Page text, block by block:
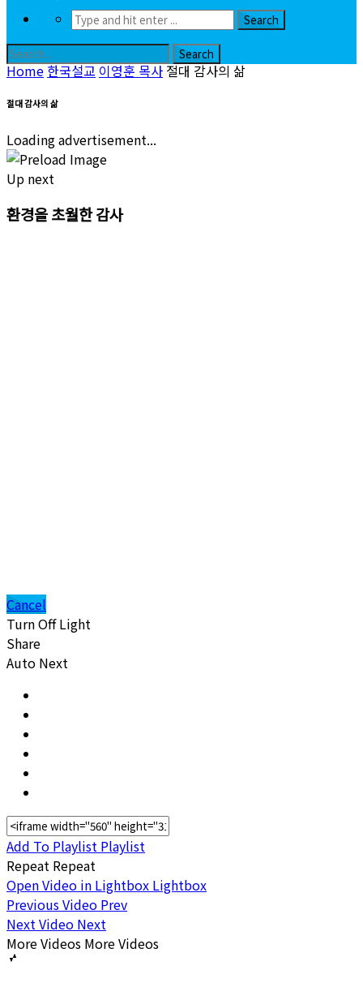
Home한국설교이영훈 목사절대 감사의 삶
절대 감사의 삶
Loading advertisement...
Up next
환경을 초월한 감사
Cancel
Turn Off Light
Share
Auto Next
Add To Playlist Playlist
Repeat Repeat
Open Video in Lightbox Lightbox
Previous Video Prev
Next Video Next
More Videos More Videos